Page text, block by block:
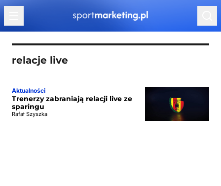
Przejdź do treści
relacje live
Aktualności
Trenerzy zabraniają relacji live ze
sparingu
Rafał Szyszka